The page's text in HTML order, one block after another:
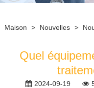
Maison > Nouvelles >
Quel
2024-09-19